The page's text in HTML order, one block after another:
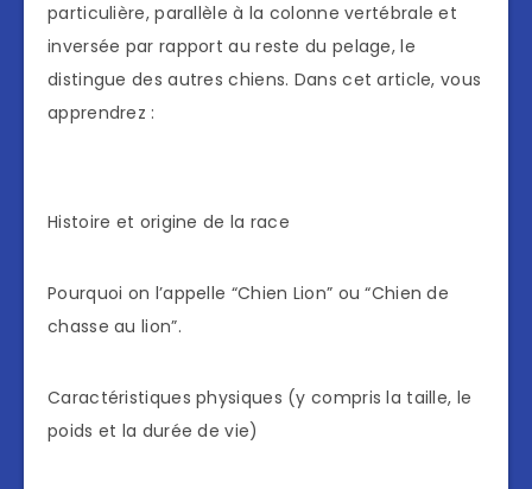
particulière, parallèle à la colonne vertébrale et
inversée par rapport au reste du pelage, le
distingue des autres chiens. Dans cet article, vous
apprendrez :
Histoire et origine de la race
Pourquoi on l’appelle “Chien Lion” ou “Chien de
chasse au lion”.
Caractéristiques physiques (y compris la taille, le
poids et la durée de vie)